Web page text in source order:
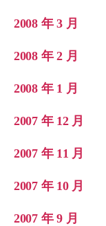
2008 年 3 月
2008 年 2 月
2008 年 1 月
2007 年 12 月
2007 年 11 月
2007 年 10 月
2007 年 9 月